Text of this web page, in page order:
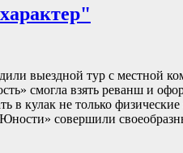
выездной тур с
смогла взять реванш и
в кулак не только
совершили